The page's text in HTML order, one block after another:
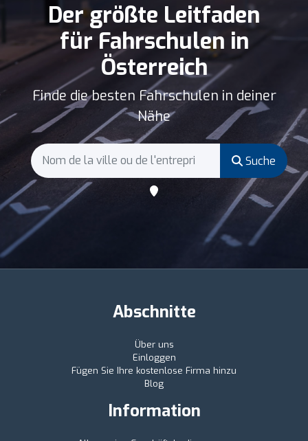
Der größte Leitfaden
für Fahrschulen in
Österreich
Finde die besten Fahrschulen in deiner
Nähe
Suche
Abschnitte
Über uns
Einloggen
Fügen Sie Ihre kostenlose Firma hinzu
Blog
Information